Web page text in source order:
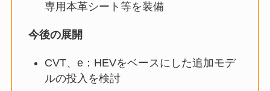
専用本革シート等を装備
今後の展開
CVT、e：HEVをベースにした追加モデ
ルの投入を検討